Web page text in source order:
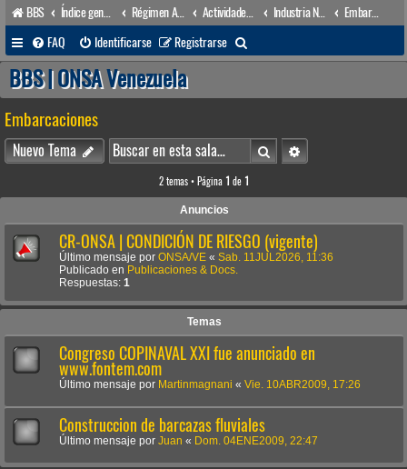
BBS Índice general Régimen Acuático venezolano Actividades conexas Industria Naval
Embarcaciones
FAQ
Identificarse Registrarse
u
a
r
BBS | ONSA Venezuela
Embarcaciones
Nuevo Tema BuscarBúsqueda avanzada
2 temas • Página 1 de 1
Anuncios
CR-ONSA | CONDICIÓN DE RIESGO (vigente)
Último mensaje por ONSA/VE « Sab. 11JUL2026, 11:36
Publicado en Publicaciones & Docs.
Respuestas: 1
Temas
Congreso COPINAVAL XXI fue anunciado en
www.fontem.com
Último mensaje por Martinmagnani « Vie. 10ABR2009, 17:26
Construccion de barcazas fluviales
Último mensaje por Juan « Dom. 04ENE2009, 22:47